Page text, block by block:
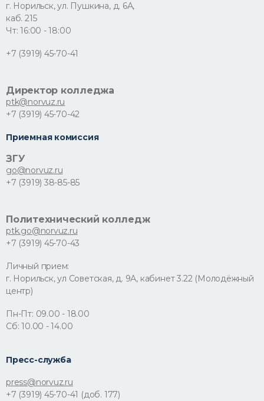
г. Норильск, ул. Пушкина, д. 6А,
каб. 215
Чт: 16:00 - 18:00
+7 (3919) 45-70-41
Директор колледжа
ptk@norvuz.ru
+7 (3919) 45-70-42
Приемная комиссия
ЗГУ
go@norvuz.ru
+7 (3919) 38-85-85
Политехнический колледж
ptk.go@norvuz.ru
+7 (3919) 45-70-43
Личный прием:
г. Норильск, ул Советская, д. 9А, кабинет 3.22 (Молодёжный
центр)
Пн-Пт: 09.00 - 18.00
Сб: 10.00 - 14.00
Пресс-служба
press@norvuz.ru
+7 (3919) 45-70-41 (доб. 177)